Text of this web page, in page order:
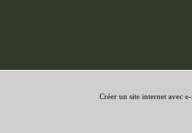
Créer un site internet avec